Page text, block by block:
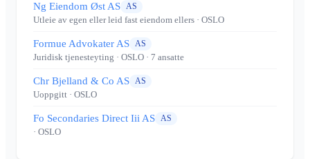
Ng Eiendom Øst AS AS
Utleie av egen eller leid fast eiendom ellers · OSLO
Formue Advokater AS AS
Juridisk tjenesteyting · OSLO · 7 ansatte
Chr Bjelland & Co AS AS
Uoppgitt · OSLO
Fo Secondaries Direct Iii AS AS
· OSLO